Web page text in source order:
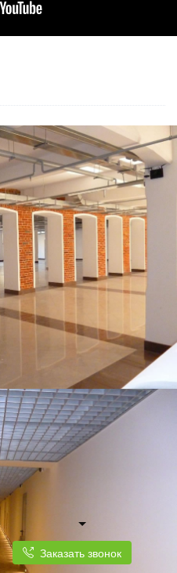
Заказать звонок